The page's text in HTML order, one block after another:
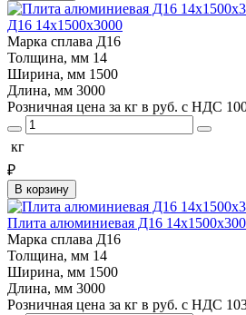
Д16 14х1500х3000
Марка сплава Д16
Толщина, мм 14
Ширина, мм 1500
Длина, мм 3000
Розничная цена за кг в руб. с НДС
кг
₽
В корзину
Плита алюминиевая Д16
Марка сплава Д16
Толщина, мм 14
Ширина, мм 1500
Длина, мм 3000
Розничная цена за кг в руб. с НДС